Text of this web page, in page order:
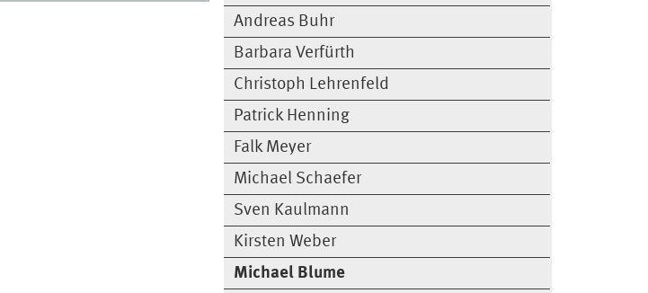
Andreas Buhr
Barbara Verfürth
Christoph Lehrenfeld
Patrick Henning
Falk Meyer
Michael Schaefer
Sven Kaulmann
Kirsten Weber
Michael Blume